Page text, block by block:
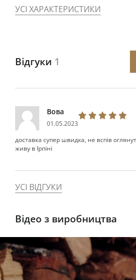
УСІ ХАРАКТЕРИСТИКИ
Відгуки 1
Вова
01.05.2023
доставка супер швидка, не вспів
живу в Ірпіні
УСІ ВІДГУКИ
Відео з виробництва